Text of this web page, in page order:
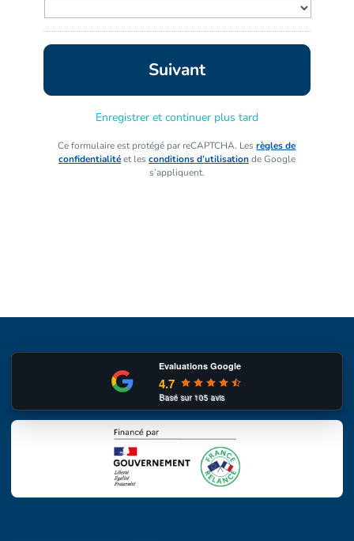
Enregistrer et continuer plus tard
Ce formulaire est protégé par reCAPTCHA. Lesrègles de
confidentialitéet les conditions d’utilisationde Google
s’appliquent.
Evaluations Google
4.7
Basé sur105avis